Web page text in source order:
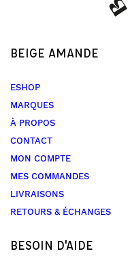
BEIGE AMANDE
ESHOP
MARQUES
À PROPOS
CONTACT
MON COMPTE
MES COMMANDES
LIVRAISONS
RETOURS & ÉCHANGES
BESOIN D'AIDE